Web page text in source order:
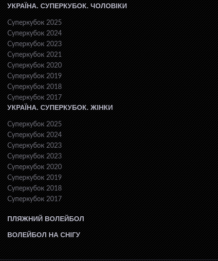
УКРАЇНА. СУПЕРКУБОК. ЧОЛОВІКИ
Суперкубок 2025
Суперкубок 2024
Суперкубок 2023
Суперкубок 2021
Суперкубок 2020
Суперкубок 2019
Суперкубок 2018
Суперкубок 2017
УКРАЇНА. СУПЕРКУБОК. ЖІНКИ
Суперкубок 2025
Суперкубок 2024
Суперкубок 2023
Суперкубок 2023
Суперкубок 2020
Суперкубок 2019
Суперкубок 2018
Суперкубок 2017
ПЛЯЖНИЙ ВОЛЕЙБОЛ
ВОЛЕЙБОЛ НА СНІГУ